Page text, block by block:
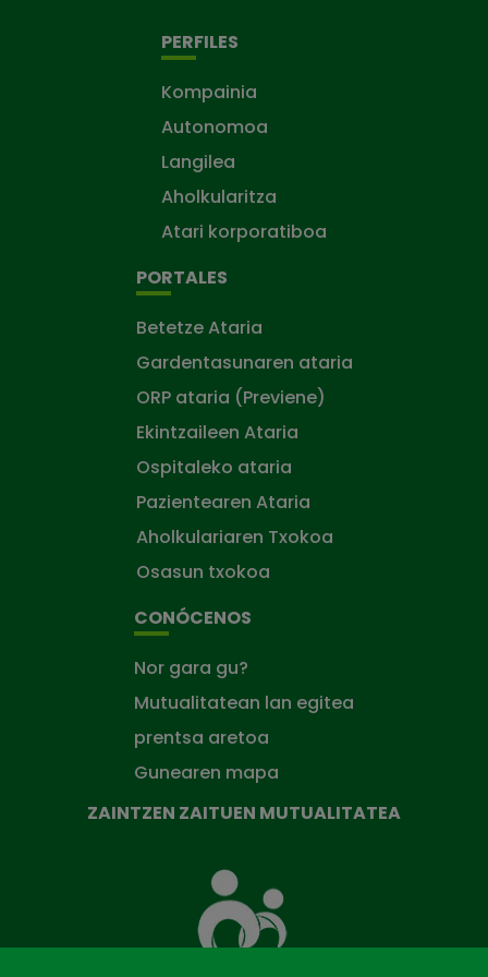
PERFILES
Kompainia
Autonomoa
Langilea
Aholkularitza
Atari korporatiboa
PORTALES
Betetze Ataria
Gardentasunaren ataria
ORP ataria (Previene)
Ekintzaileen Ataria
Ospitaleko ataria
Pazientearen Ataria
Aholkulariaren Txokoa
Osasun txokoa
CONÓCENOS
Nor gara gu?
Mutualitatean lan egitea
prentsa aretoa
Gunearen mapa
ZAINTZEN ZAITUEN MUTUALITATEA
zaituen
Mutua